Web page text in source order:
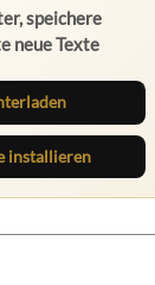
speichere
neue Texte
installieren